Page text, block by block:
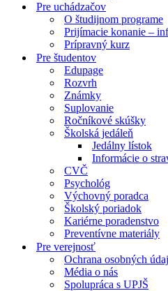
Pre uchádzačov
O študijnom programe
Prijímacie konanie –
Prípravný kurz
Pre študentov
Edupage
Rozvrh
Známky
Suplovanie
Ročníkové skúšky
Školská jedáleň
Jedálny lístok
Informácie o
CVČ
Psychológ
Výchovný poradca
Školský poriadok
Kariérne poradenstvo
Preventívne materiály
Pre verejnosť
Ochrana osobných
Média o nás
Spolupráca s UPJŠ